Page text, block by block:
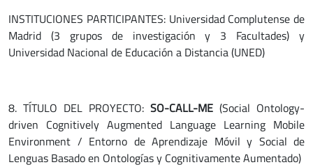
INSTITUCIONES PARTICIPANTES: Universidad Complutense de
Madrid (3 grupos de investigación y 3 Facultades) y
Universidad Nacional de Educación a Distancia (UNED)
8. TÍTULO DEL PROYECTO: SO-CALL-ME (Social Ontology-
driven Cognitively Augmented Language Learning Mobile
Environment / Entorno de Aprendizaje Móvil y Social de
Lenguas Basado en Ontologías y Cognitivamente Aumentado)